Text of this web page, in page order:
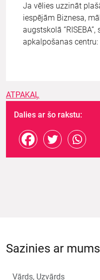
Ja vēlies uzzināt
iespējām Biznesa,
augstskolā
apkalpošanas
ATPAKAĻ
Dalies ar šo rakstu:
Sazinies ar mums